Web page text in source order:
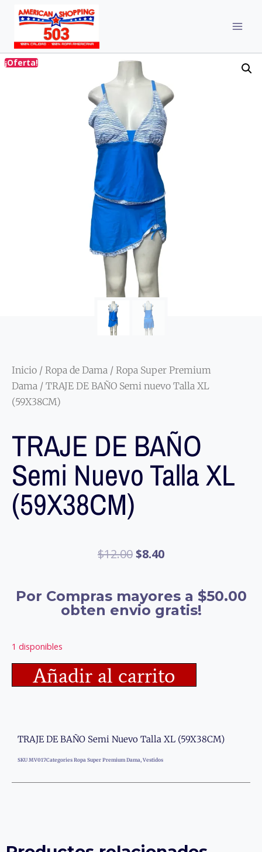
¡Oferta!
Inicio / Ropa de Dama / Ropa Super Premium
Dama / TRAJE DE BAÑO Semi nuevo Talla XL
(59X38CM)
TRAJE DE BAÑO
Semi Nuevo Talla XL
(59X38CM)
$12.00$8.40
Por Compras mayores a $50.00
obten envio gratis!
1 disponibles
Añadir al carrito
TRAJE DE BAÑO Semi Nuevo Talla XL (59X38CM)
SKU MV017Categories Ropa Super Premium Dama, Vestidos